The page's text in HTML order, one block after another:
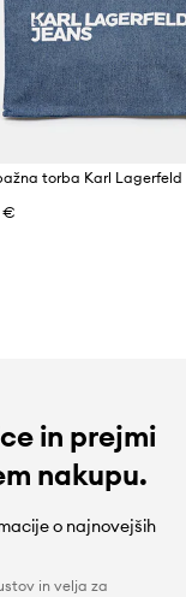
torba Karl Lagerfeld
€
in prejmi
nakupu.
o najnovejših
in velja za